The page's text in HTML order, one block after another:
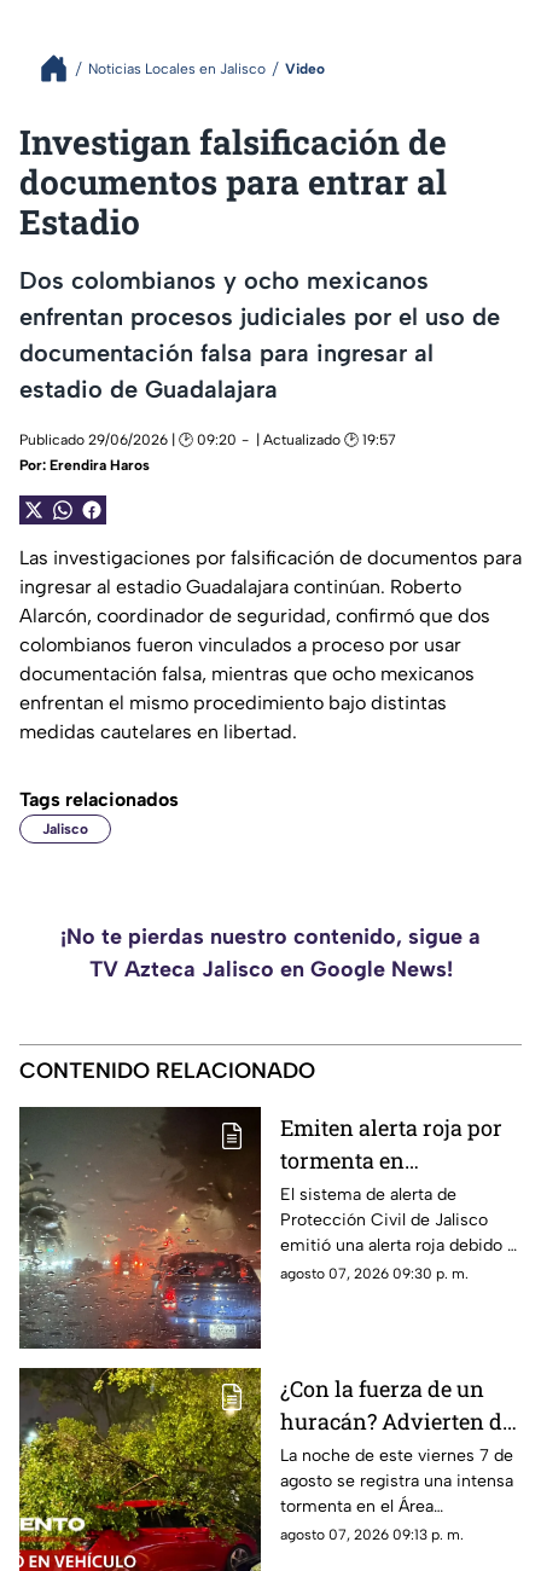
Noticias Locales en Jalisco Video
Investigan falsificación de
documentos para entrar al
Estadio
Dos colombianos y ocho mexicanos
enfrentan procesos judiciales por el uso de
documentación falsa para ingresar al
estadio de Guadalajara
Publicado 29/06/2026 | 🕑 09:20
| Actualizado 🕑 19:57
Por: Erendira Haros
Las investigaciones por falsificación de documentos para
ingresar al estadio Guadalajara continúan. Roberto
Alarcón, coordinador de seguridad, confirmó que dos
colombianos fueron vinculados a proceso por usar
documentación falsa, mientras que ocho mexicanos
enfrentan el mismo procedimiento bajo distintas
medidas cautelares en libertad.
Tags relacionados
Jalisco
¡No te pierdas nuestro contenido, sigue a
TV Azteca Jalisco en Google News!
CONTENIDO RELACIONADO
Emiten alerta roja por
tormenta en
Guadalajara; advierten
de caída de árboles e
inundaciones
El sistema de alerta de
Protección Civil de Jalisco
emitió una alerta roja debido a
la fuerte tormenta que se
agosto 07, 2026 09:30 p. m.
¿Con la fuerza de un
huracán? Advierten de
FUERTES RACHAS DE
VIENTO superiores a
los 60 km/h durante
lluvia en Guadalajara
La noche de este viernes 7 de
agosto se registra una intensa
tormenta en el Área
Metropolitana de Guadalajara,
agosto 07, 2026 09:13 p. m.